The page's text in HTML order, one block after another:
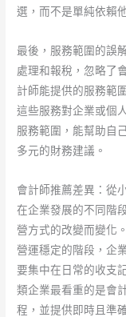
選，而不是單純依賴
最後，服務範圍的誤
處理和報稅，忽略了
計師能提供的服務範
這些服務對企業或個
服務範圍，能幫助自
多元的財務建議。
會計師推薦差異：從
在企業發展的不同階
營方式的改變而變化
營運穩定的階段，企
要集中在日常的收支
類企業最看重的是會
程，並提供即時且準